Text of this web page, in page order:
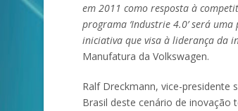
em 2011 como resposta à
programa ‘Industrie 4.0’ será
iniciativa que visa à liderança da
Manufatura da Volkswagen.
Ralf Dreckmann, vice-presidente
Brasil deste cenário de